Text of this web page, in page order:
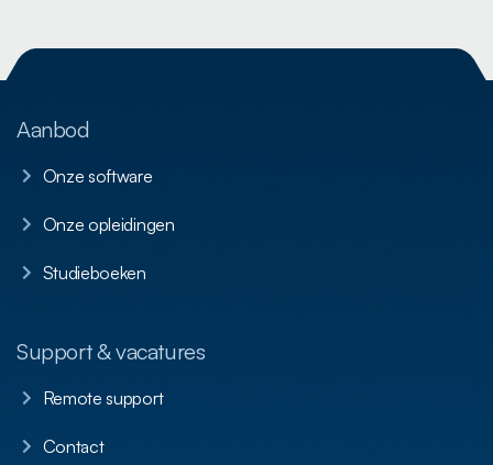
Aanbod
Onze software
Onze opleidingen
Studieboeken
Support & vacatures
Remote support
Contact